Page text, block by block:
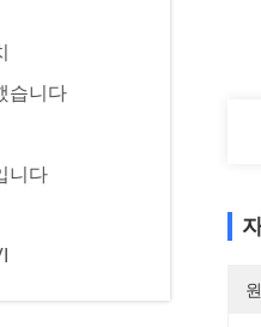
습니다
니다